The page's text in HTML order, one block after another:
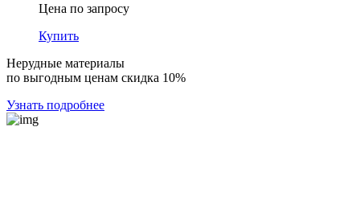
Цена по запросу
Купить
Нерудные материалы
по выгодным ценам скидка 10%
Узнать подробнее